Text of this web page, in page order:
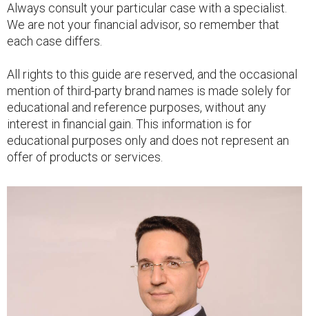
Always consult your particular case with a specialist.
We are not your financial advisor, so remember that
each case differs.
All rights to this guide are reserved, and the occasional
mention of third-party brand names is made solely for
educational and reference purposes, without any
interest in financial gain. This information is for
educational purposes only and does not represent an
offer of products or services.